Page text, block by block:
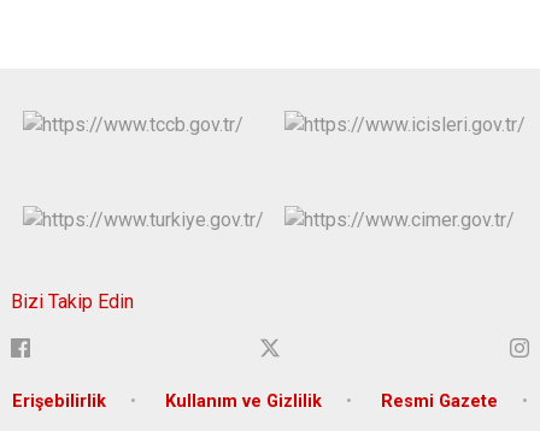
Bizi Takip Edin
Erişebilirlik Kullanım ve Gizlilik Resmi Gazete